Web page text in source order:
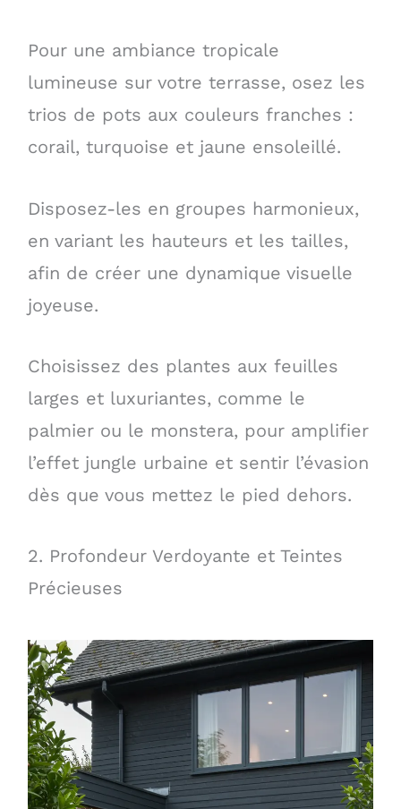
Pour une ambiance tropicale
lumineuse sur votre terrasse, osez les
trios de pots aux couleurs franches :
corail, turquoise et jaune ensoleillé.
Disposez-les en groupes harmonieux,
en variant les hauteurs et les tailles,
afin de créer une dynamique visuelle
joyeuse.
Choisissez des plantes aux feuilles
larges et luxuriantes, comme le
palmier ou le monstera, pour amplifier
l’effet jungle urbaine et sentir l’évasion
dès que vous mettez le pied dehors.
2. Profondeur Verdoyante et Teintes
Précieuses